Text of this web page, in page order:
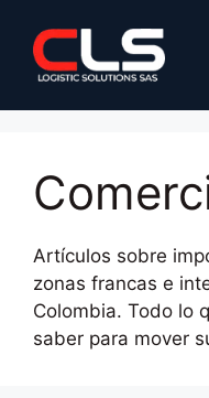
contenido
Artículos sobre
zonas francas e
Colombia. Todo lo
saber para mover